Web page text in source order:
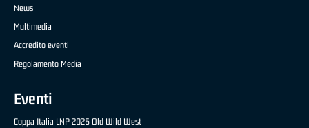
News
Multimedia
Accredito eventi
Regolamento Media
Eventi
Coppa Italia LNP 2026 Old Wild West